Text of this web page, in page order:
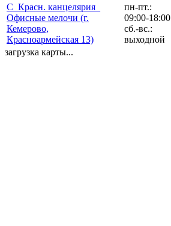
С_Красн. канцелярия_
Офисные мелочи (г.
Кемерово,
Красноармейская 13)
пн-пт.:
09:00-18:00
сб.-вс.:
выходной
загрузка карты...